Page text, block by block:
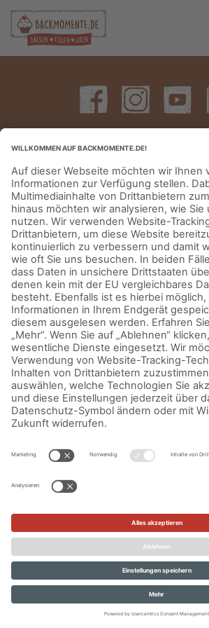
IMPRESSUM DATENSCHUTZERKLÄRUNG
© Aurora Mühlen GmbH - Trettaustraße 49